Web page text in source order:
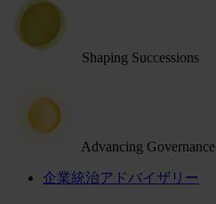
Shaping Successions
Advancing Governance
企業統治アドバイザリー